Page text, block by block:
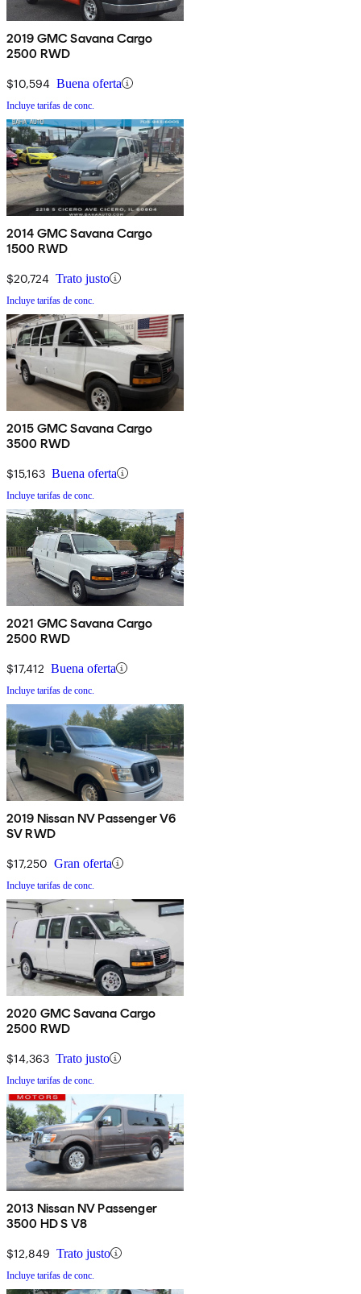
2019 GMC Savana Cargo
2500 RWD
$10,594 Buena oferta
Incluye tarifas de conc.
2014 GMC Savana Cargo
1500 RWD
$20,724 Trato justo
Incluye tarifas de conc.
2015 GMC Savana Cargo
3500 RWD
$15,163 Buena oferta
Incluye tarifas de conc.
2021 GMC Savana Cargo
2500 RWD
$17,412 Buena oferta
Incluye tarifas de conc.
2019 Nissan NV Passenger V6
SV RWD
$17,250 Gran oferta
Incluye tarifas de conc.
2020 GMC Savana Cargo
2500 RWD
$14,363 Trato justo
Incluye tarifas de conc.
2013 Nissan NV Passenger
3500 HD S V8
$12,849 Trato justo
Incluye tarifas de conc.